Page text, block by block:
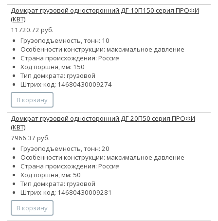
Домкрат грузовой односторонний ДГ-10П150 серия ПРОФИ
(КВТ)
11720.72 руб.
Грузоподъемность, тонн: 10
Особенности конструкции: максимальное давление
Страна происхождения: Россия
Ход поршня, мм: 150
Тип домкрата: грузовой
Штрих-код: 14680430009274
В корзину
Домкрат грузовой односторонний ДГ-20П50 серия ПРОФИ
(КВТ)
7966.37 руб.
Грузоподъемность, тонн: 20
Особенности конструкции: максимальное давление
Страна происхождения: Россия
Ход поршня, мм: 50
Тип домкрата: грузовой
Штрих-код: 14680430009281
В корзину